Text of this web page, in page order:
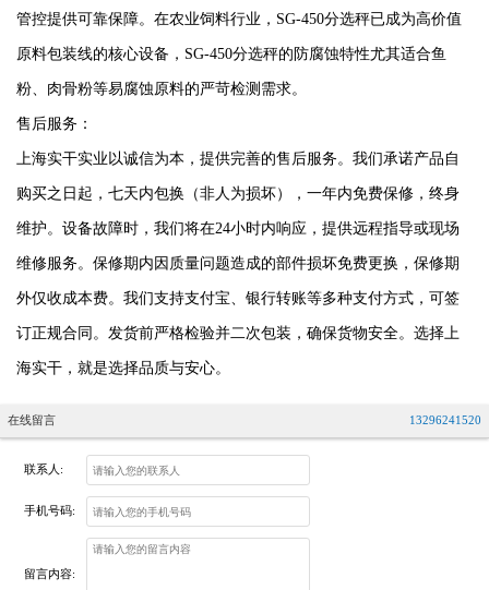
管控提供可靠保障。在农业饲料行业，SG-450分选秤已成为高价值
原料包装线的核心设备，SG-450分选秤的防腐蚀特性尤其适合鱼
粉、肉骨粉等易腐蚀原料的严苛检测需求。
售后服务：
上海实干实业以诚信为本，提供完善的售后服务。我们承诺产品自
购买之日起，七天内包换（非人为损坏），一年内免费保修，终身
维护。设备故障时，我们将在24小时内响应，提供远程指导或现场
维修服务。保修期内因质量问题造成的部件损坏免费更换，保修期
外仅收成本费。我们支持支付宝、银行转账等多种支付方式，可签
订正规合同。发货前严格检验并二次包装，确保货物安全。选择上
海实干，就是选择品质与安心。
在线留言 13296241520
联系人:
手机号码:
留言内容: